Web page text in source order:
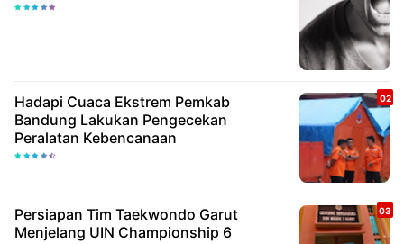
Hadapi Cuaca Ekstrem Pemkab
Bandung Lakukan Pengecekan
Peralatan Kebencanaan
Persiapan Tim Taekwondo Garut
Menjelang UIN Championship 6